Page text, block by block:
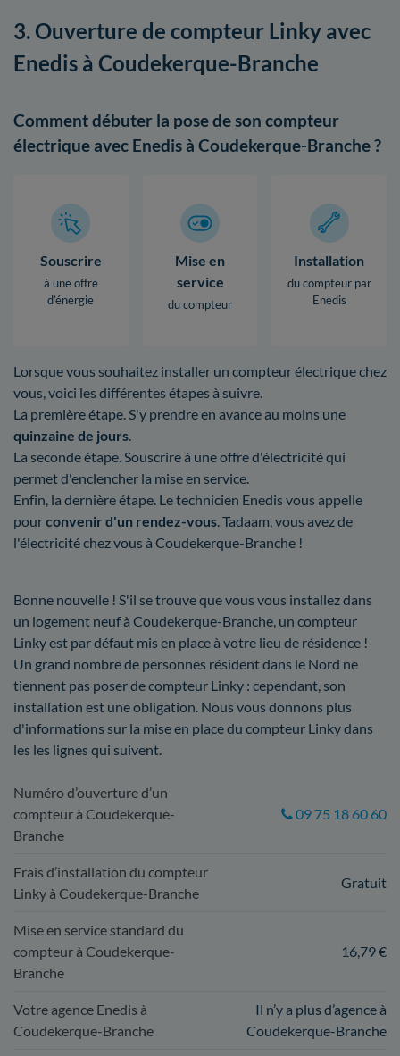
3. Ouverture de compteur Linky avec
Enedis à Coudekerque-Branche
Comment débuter la pose de son compteur
électrique avec Enedis à Coudekerque-Branche ?
Souscrire
à une offre
d’énergie
Mise en
service
du compteur
Installation
du compteur par
Enedis
Lorsque vous souhaitez installer un compteur électrique chez
vous, voici les différentes étapes à suivre.
La première étape. S'y prendre en avance au moins une
quinzaine de jours.
La seconde étape. Souscrire à une offre d'électricité qui
permet d'enclencher la mise en service.
Enfin, la dernière étape. Le technicien Enedis vous appelle
pourconvenir d'un rendez-vous. Tadaam, vous avez de
l'électricité chez vous à Coudekerque-Branche !
Bonne nouvelle ! S'il se trouve que vous vous installez dans
un logement neuf à Coudekerque-Branche, un compteur
Linky est par défaut mis en place à votre lieu de résidence !
Un grand nombre de personnes résident dans le Nord ne
tiennent pas poser de compteur Linky : cependant, son
installation est une obligation. Nous vous donnons plus
d'informations sur la mise en place du compteur Linky dans
les les lignes qui suivent.
Numéro d’ouverture d’un
compteur à Coudekerque-
Branche
09 75 18 60 60
Frais d’installation du compteur
Linky à Coudekerque-Branche
Gratuit
Mise en service standard du
compteur à Coudekerque-
Branche
16,79 €
Votre agence Enedis à
Coudekerque-Branche
Il n’y a plus d’agence à
Coudekerque-Branche